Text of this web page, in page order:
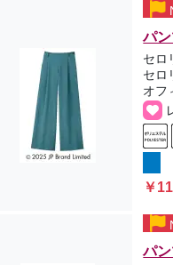
パ
セロ
セロ
オフ
￥
パ